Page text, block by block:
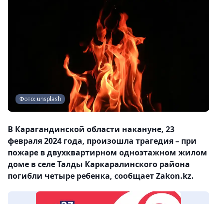
Фото: unsplash
В Карагандинской области накануне, 23
февраля 2024 года, произошла трагедия – при
пожаре в двухквартирном одноэтажном жилом
доме в селе Талды Каркаралинского района
погибли четыре ребенка, сообщает Zakon.kz.